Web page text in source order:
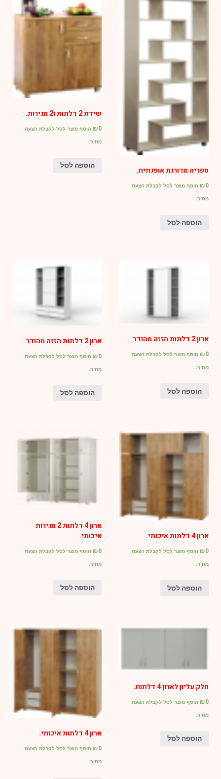
ספריה מדורגת אופנתית.
₪0
הוסף מוצר לסל לקבלת הצעת
מחיר.
הוספה לסל
שידת 2 דלתות ו2 מגירות.
₪0
הוסף מוצר לסל לקבלת הצעת
מחיר.
הוספה לסל
ארון 2 דלתות הזזה מהודר
₪0
הוסף מוצר לסל לקבלת הצעת
מחיר.
הוספה לסל
ארון 2 דלתות הזזה מהודר
₪0
הוסף מוצר לסל לקבלת הצעת
מחיר.
הוספה לסל
ארון 4 דלתות איכותי.
₪0
הוסף מוצר לסל לקבלת הצעת
מחיר.
הוספה לסל
ארון 4 דלתות 2 מגירות
איכותי.
₪0
הוסף מוצר לסל לקבלת הצעת
מחיר.
הוספה לסל
חלק עליון לארון 4 דלתות.
₪0
הוסף מוצר לסל לקבלת הצעת
מחיר.
הוספה לסל
ארון 4 דלתות איכותי.
₪0
הוסף מוצר לסל לקבלת הצעת
מחיר.